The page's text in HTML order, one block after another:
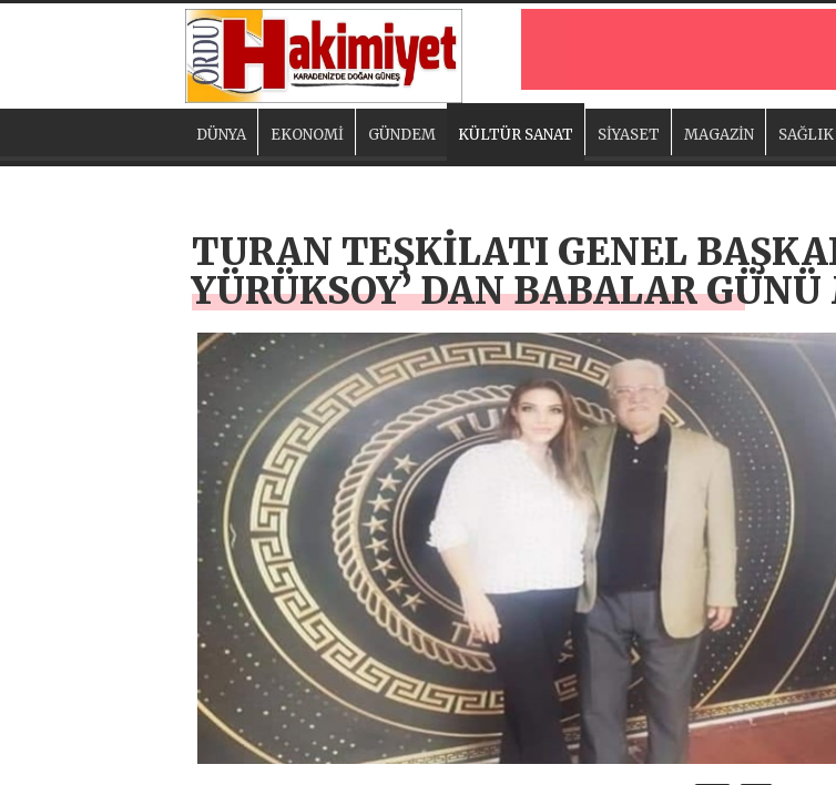
DÜNYA EKONOMİ GÜNDEM KÜLTÜR SANAT SİYASET MAGAZİN SAĞLIK
TURAN TEŞKİLATI GENEL
YÜRÜKSOY’ DAN BABALAR GÜNÜ